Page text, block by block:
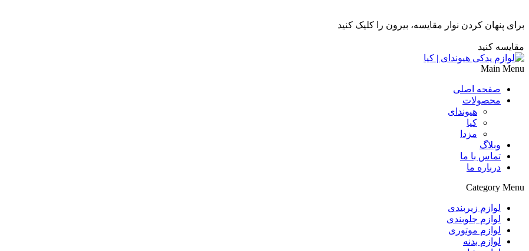
برای پنهان کردن نوار مقایسه، بیرون را کلیک کنید
مقایسه کنید
Main Menu
صفحه اصلی
محصولات
هیوندای
کیا
مزدا
وبلاگ
تماس با ما
درباره ما
Category Menu
لوازم زیربندی
لوازم جلوبندی
لوازم موتوری
لوازم بدنه